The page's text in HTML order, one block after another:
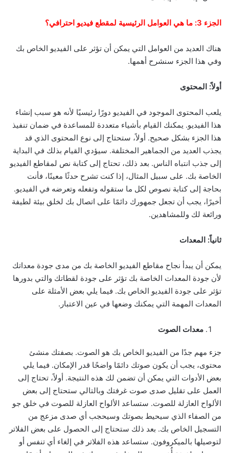
الجزء 3: ما هي العوامل الرئيسية لمقطع فيديو احترافي؟
هناك العديد من العوامل التي يمكن أن تؤثر على الفيديو الخاص بك
وفي هذا الجزء سنشرح أهمها.
أولاً: المحتوى
يلعب المحتوى الموجود في الفيديو دورًا رئيسيًا لأنه هو سبب إنشاء
هذا الفيديو. يمكنك القيام بأشياء متعددة للمساعدة في ضمان تنفيذ
هذا الجزء بشكل صحيح. أولاً، ستحتاج إلى نوع المحتوى الذي قد
يجذب العديد من الجماهير المختلفة. سيؤدي القيام بذلك في البداية
إلى جذب انتباه الناس. بعد ذلك، تحتاج إلى كتابة نص لمقاطع الفيديو
الخاصة بك. على سبيل المثال، إذا كنت تشرح حدثًا معينًا، فأنت
بحاجة إلى كتابة نصوص لكل ما ستقوله وتفعله وتعرضه في الفيديو.
أخيرًا، يجب أن تجعل جمهورك دائمًا على اتصال بك لخلق بيئة لطيفة
ورائعة لك وللمشاهدين.
ثانياً: المعدات
يمكن أن يبدأ نجاح مقاطع الفيديو الخاصة بك من مدى جودة معداتك
لأن جودة المعدات الخاصة بك تؤثر على جودة لقطاتك والتي بدورها
تؤثر على جودة الفيديو الخاص بك. فيما يلي بعض الأمثلة على
المعدات المهمة التي يمكنك وضعها في عين الاعتبار.
معدات الصوت
جزء مهم جدًا من الفيديو الخاص بك هو الصوت. بصفتك منشئ
محتوى، يجب أن يكون صوتك دائمًا واضحًا قدر الإمكان. فيما يلي
بعض الأدوات التي يمكن أن تضمن لك هذه النتيجة. أولاً، تحتاج إلى
العمل على تقليل صدى صوت غرفتك وبالتالي ستحتاج إلى بعض
الألواح العازلة للصوت. ستساعد الألواح العازلة للصوت في خلق جو
من الصفاء الذي سيحيط بصوتك وسيحجب أي صدى مزعج من
التسجيل الخاص بك. بعد ذلك ستحتاج إلى الحصول على بعض الفلاتر
لتوصيلها بالميكروفون. ستساعد هذه الفلاتر في إلغاء أي تنفس أو